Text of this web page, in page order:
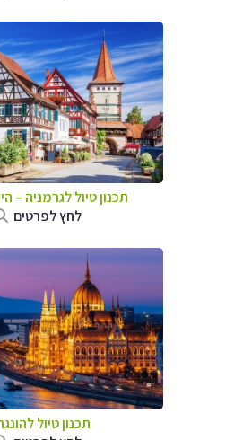
תכנון טיול לגרמניה –
לחץ לפרטים
תכנון טיול